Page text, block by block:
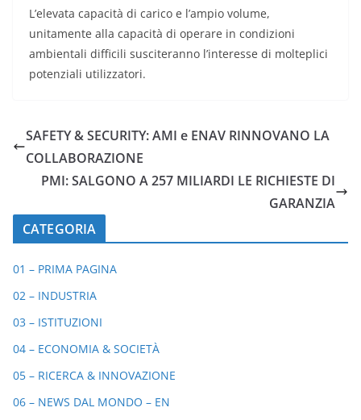
L’elevata capacità di carico e l’ampio volume,
unitamente alla capacità di operare in condizioni
ambientali difficili susciteranno l’interesse di molteplici
potenziali utilizzatori.
SAFETY & SECURITY: AMI e ENAV RINNOVANO LA
COLLABORAZIONE
PMI: SALGONO A 257 MILIARDI LE RICHIESTE DI
GARANZIA
CATEGORIA
01 – PRIMA PAGINA
02 – INDUSTRIA
03 – ISTITUZIONI
04 – ECONOMIA & SOCIETÀ
05 – RICERCA & INNOVAZIONE
06 – NEWS DAL MONDO – EN